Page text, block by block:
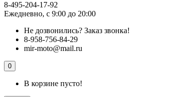
8-495-204-17-92
Ежедневно, с 9:00 до 20:00
Не дозвонились? Заказ звонка!
8-958-756-84-29
mir-moto@mail.ru
0
В корзине пусто!